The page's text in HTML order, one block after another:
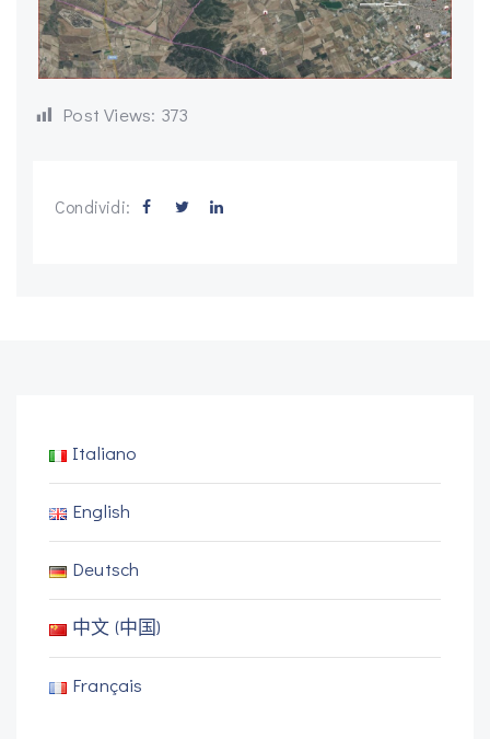
Post Views: 373
Condividi:
Italiano
English
Deutsch
中文 (中国)
Français